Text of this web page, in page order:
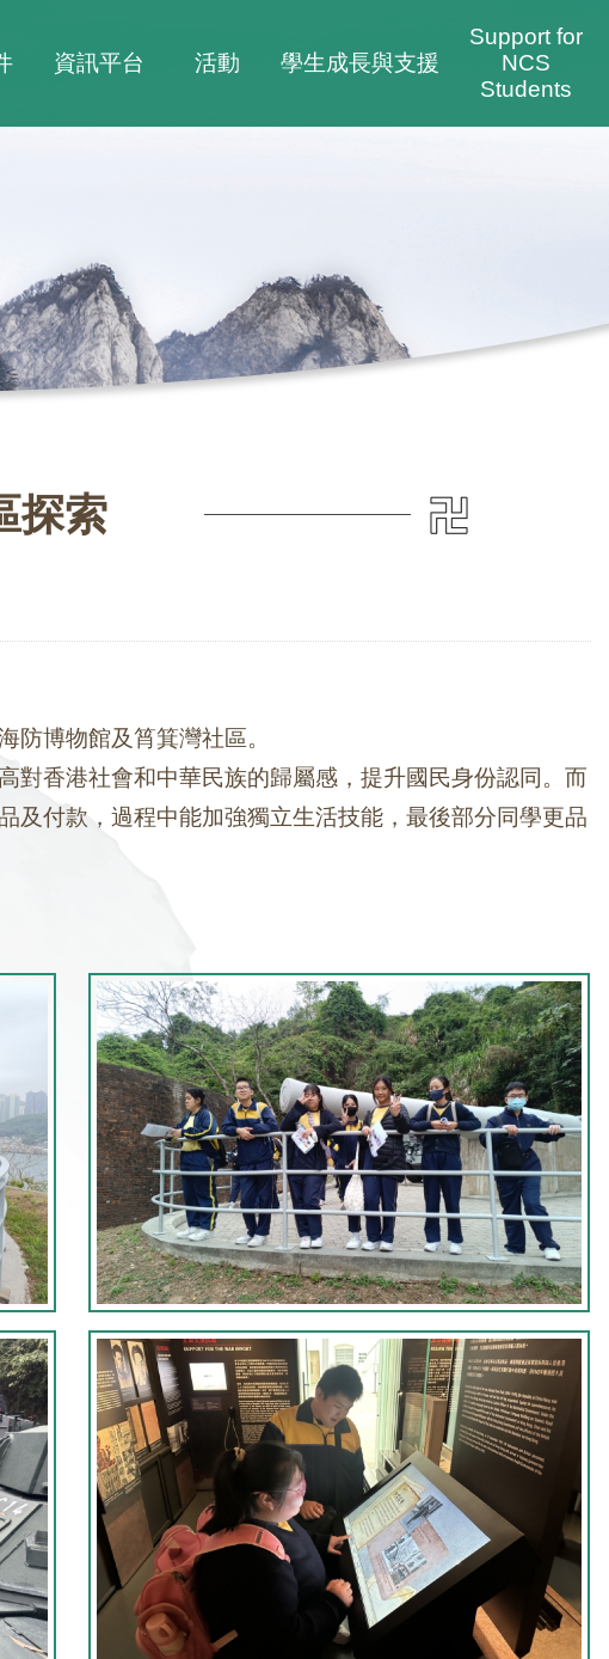
資訊平台 活動 學生成長與支援
Support for
NCS
Students
探索
防博物館及筲箕灣社區。
對香港社會和中華民族的歸屬感，提升國民身份認同。而
及付款，過程中能加強獨立生活技能，最後部分同學更品